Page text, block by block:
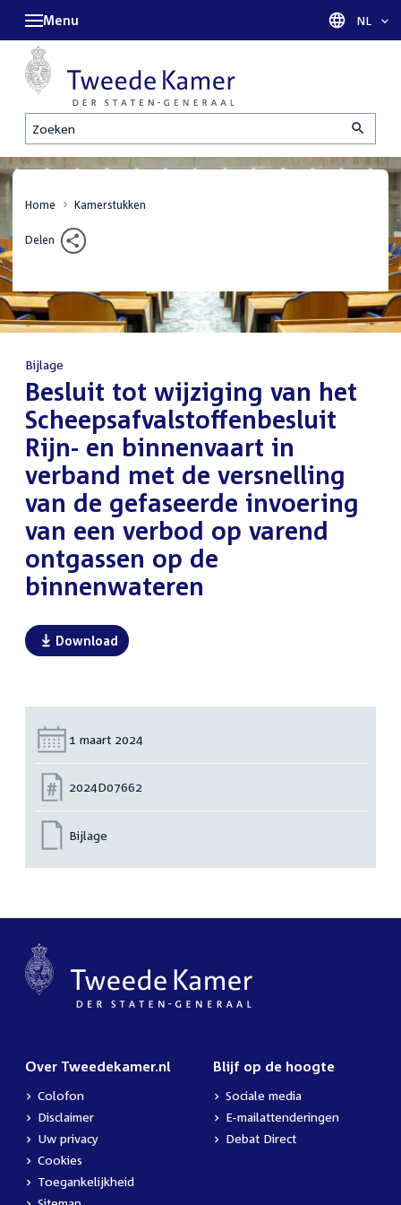
Zoeken
Menu Taal
NL
Home Kamerstukken
Delen
Bijlage
:Besluit tot wijziging van het
Scheepsafvalstoffenbesluit
Rijn- en binnenvaart in
verband met de versnelling
van de gefaseerde invoering
van een verbod op varend
ontgassen op de
binnenwateren
Download
Datum:
1 maart 2024
Nummer:
2024D07662
Bijlage
Over Tweedekamer.nl
Colofon
Disclaimer
Uw privacy
Cookies
Toegankelijkheid
Blijf op de hoogte
Sociale media
E-mailattenderingen
Debat Direct